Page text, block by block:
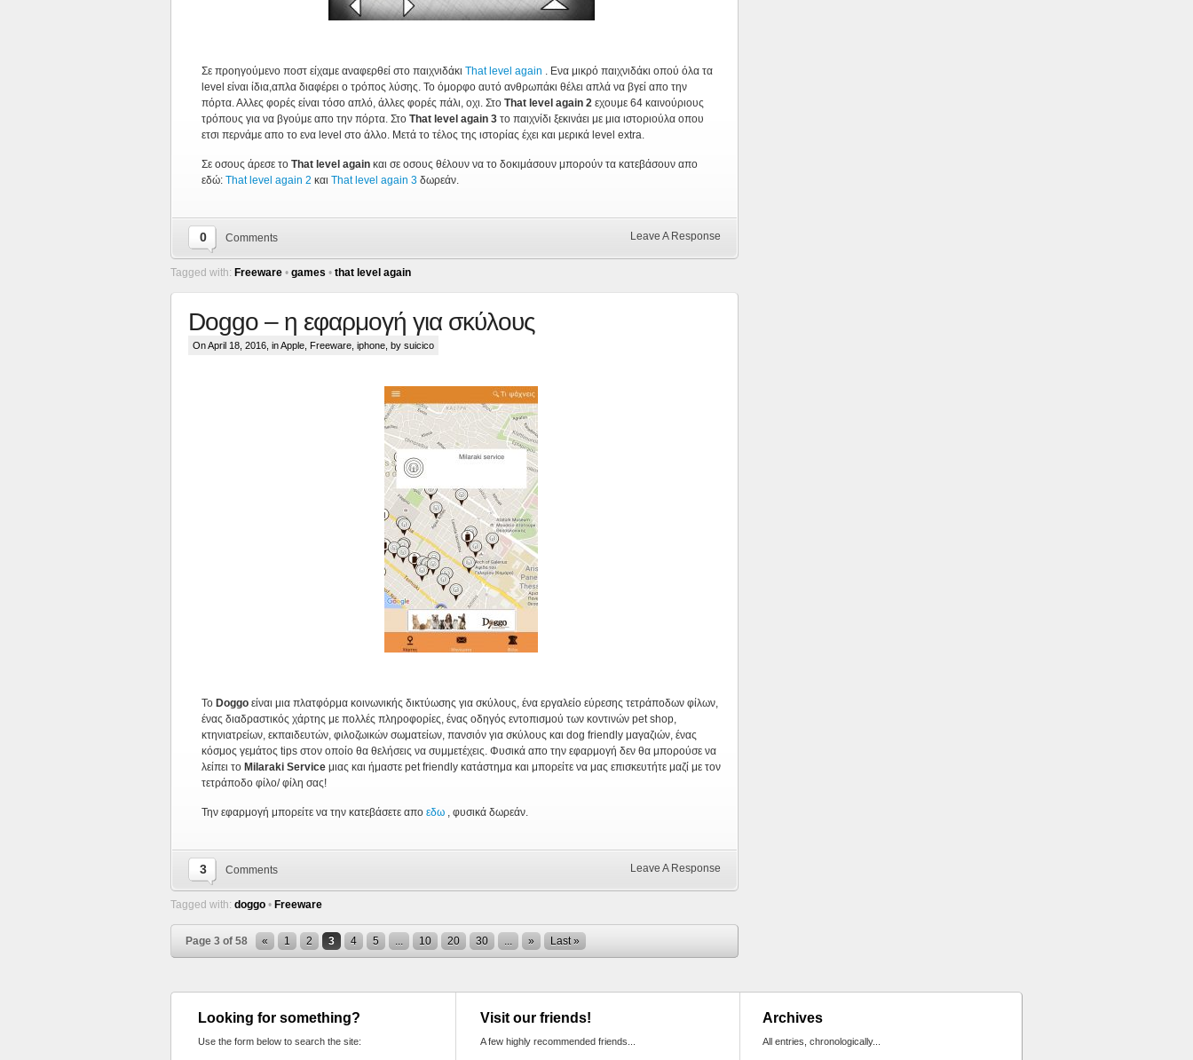
Σε προηγούμενο ποστ είχαμε αναφερθεί στο παιχνιδάκι That level again . Ενα μικρό παιχνιδάκι οπού όλα τα
level είναι ίδια,απλα διαφέρει ο τρόπος λύσης. Το όμορφο αυτό ανθρωπάκι θέλει απλά να βγεί απο την
πόρτα. Αλλες φορές είναι τόσο απλό, άλλες φορές πάλι, οχι. Στο That level again 2 εχουμε 64 καινούριους
τρόπους για να βγούμε απο την πόρτα. Στο That level again 3 το παιχνίδι ξεκινάει με μια ιστοριούλα οπου
ετσι περνάμε απο το ενα level στο άλλο. Μετά το τέλος της ιστορίας έχει και μερικά level extra.
Σε οσους άρεσε το That level again και σε οσους θέλουν να το δοκιμάσουν μπορούν τα κατεβάσουν απο
εδώ: That level again 2 και That level again 3 δωρεάν.
0 Comments Leave A Response
Tagged with: Freeware • games • that level again
Doggo – η εφαρμογή για σκύλους
On April 18, 2016, inApple Freeware iphone , by suicico
Το Doggo είναι μια πλατφόρμα κοινωνικής δικτύωσης για σκύλους, ένα εργαλείο εύρεσης τετράποδων φίλων,
ένας διαδραστικός χάρτης με πολλές πληροφορίες, ένας οδηγός εντοπισμού των κοντινών pet shop,
κτηνιατρείων, εκπαιδευτών, φιλοζωικών σωματείων, πανσιόν για σκύλους και dog friendly μαγαζιών, ένας
κόσμος γεμάτος tips στον οποίο θα θελήσεις να συμμετέχεις. Φυσικά απο την εφαρμογή δεν θα μπορούσε να
λείπει το Milaraki Service μιας και ήμαστε pet friendly κατάστημα και μπορείτε να μας επισκευτήτε μαζί με τον
τετράποδο φίλο/ φίλη σας!
Την εφαρμογή μπορείτε να την κατεβάσετε απο εδω , φυσικά δωρεάν.
3 Comments Leave A Response
Tagged with: doggo • Freeware
Page 3 of 58 « 1 2 3 4 5 ... 10 20 30 ... » Last »
Looking for something?
Use the form below to search the site:
Visit our friends!
A few highly recommended friends...
Archives
All entries, chronologically...